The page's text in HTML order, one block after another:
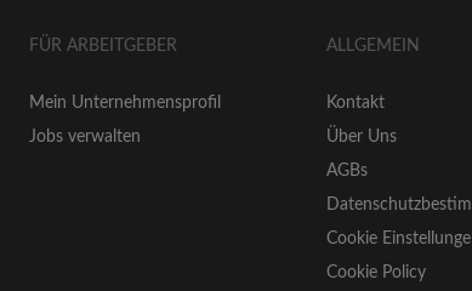
FÜR ARBEITGEBER
Mein Unternehmensprofil
Jobs verwalten
ALLGEMEIN
Kontakt
Über Uns
AGBs
Cookie
Cookie Policy